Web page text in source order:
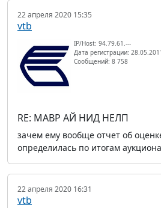
22 апреля 2020 15:35
vtb
IP/Host: 94.79.61.---
Дата регистрации:
Сообщений: 8 758
RE: МАВР АЙ НИД НЕЛП
зачем ему вообще отчет об
определилась по итогам аукциона
22 апреля 2020 16:31
vtb